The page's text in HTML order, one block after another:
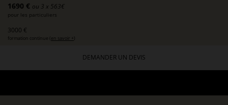
1690 € ou 3 x 563€
pour les particuliers
3000 €
formation continue ( en savoir + )
DEMANDER UN DEVIS